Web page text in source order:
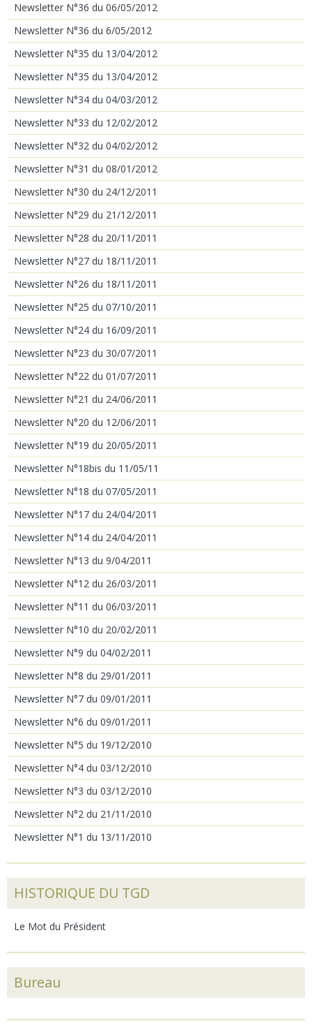
Newsletter N°36 du 06/05/2012
Newsletter N°36 du 6/05/2012
Newsletter N°35 du 13/04/2012
Newsletter N°35 du 13/04/2012
Newsletter N°34 du 04/03/2012
Newsletter N°33 du 12/02/2012
Newsletter N°32 du 04/02/2012
Newsletter N°31 du 08/01/2012
Newsletter N°30 du 24/12/2011
Newsletter N°29 du 21/12/2011
Newsletter N°28 du 20/11/2011
Newsletter N°27 du 18/11/2011
Newsletter N°26 du 18/11/2011
Newsletter N°25 du 07/10/2011
Newsletter N°24 du 16/09/2011
Newsletter N°23 du 30/07/2011
Newsletter N°22 du 01/07/2011
Newsletter N°21 du 24/06/2011
Newsletter N°20 du 12/06/2011
Newsletter N°19 du 20/05/2011
Newsletter N°18bis du 11/05/11
Newsletter N°18 du 07/05/2011
Newsletter N°17 du 24/04/2011
Newsletter N°14 du 24/04/2011
Newsletter N°13 du 9/04/2011
Newsletter N°12 du 26/03/2011
Newsletter N°11 du 06/03/2011
Newsletter N°10 du 20/02/2011
Newsletter N°9 du 04/02/2011
Newsletter N°8 du 29/01/2011
Newsletter N°7 du 09/01/2011
Newsletter N°6 du 09/01/2011
Newsletter N°5 du 19/12/2010
Newsletter N°4 du 03/12/2010
Newsletter N°3 du 03/12/2010
Newsletter N°2 du 21/11/2010
Newsletter N°1 du 13/11/2010
HISTORIQUE DU TGD
Le Mot du Président
Bureau